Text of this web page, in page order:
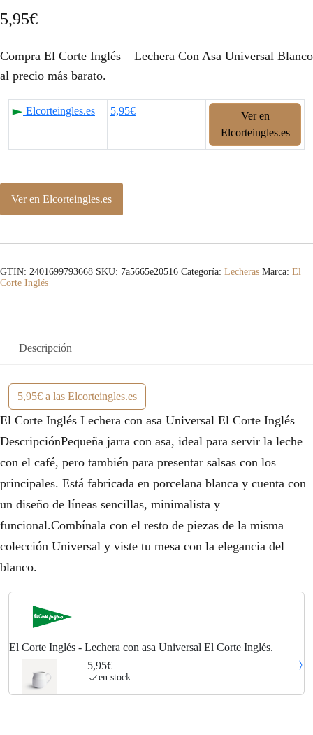
5,95€
Compra El Corte Inglés – Lechera Con Asa Universal Blanco
al precio más barato.
Elcorteingles.es 5,95€
Ver en
Elcorteingles.es
Ver en Elcorteingles.es
GTIN: 2401699793668 SKU: 7a5665e20516 Categoría: Lecheras Marca: El
Corte Inglés
Descripción
5,95€ a las Elcorteingles.es
El Corte Inglés Lechera con asa Universal El Corte Inglés
DescripciónPequeña jarra con asa, ideal para servir la leche
con el café, pero también para presentar salsas con los
principales. Está fabricada en porcelana blanca y cuenta con
un diseño de líneas sencillas, minimalista y
funcional.Combínala con el resto de piezas de la misma
colección Universal y viste tu mesa con la elegancia del
blanco.
El Corte Inglés - Lechera con asa Universal El Corte Inglés.
5,95€
en stock